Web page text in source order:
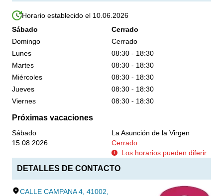
Horario establecido el 10.06.2026
Sábado
Cerrado
Domingo
Cerrado
Lunes
08:30 - 18:30
Martes
08:30 - 18:30
Miércoles
08:30 - 18:30
Jueves
08:30 - 18:30
Viernes
08:30 - 18:30
Próximas vacaciones
Sábado
La Asunción de la Virgen
15.08.2026
Cerrado
Los horarios pueden diferir
DETALLES DE CONTACTO
CALLE CAMPANA 4, 41002,